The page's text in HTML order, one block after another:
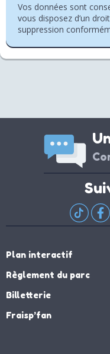
Vos données sont
vous disposez d’un
suppression
Plan interactif
Règlement du parc
Billetterie
Fraisp’fan